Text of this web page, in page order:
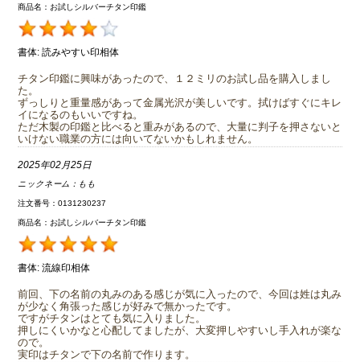
商品名：お試しシルバーチタン印鑑
書体: 読みやすい印相体
チタン印鑑に興味があったので、１２ミリのお試し品を購入しまし
た。
ずっしりと重量感があって金属光沢が美しいです。拭けばすぐにキレ
イになるのもいいですね。
ただ木製の印鑑と比べると重みがあるので、大量に判子を押さないと
いけない職業の方には向いてないかもしれません。
2025年02月25日
ニックネーム： もも
注文番号：0131230237
商品名：お試しシルバーチタン印鑑
書体: 流線印相体
前回、下の名前の丸みのある感じが気に入ったので、今回は姓は丸み
が少なく角張った感じが好みで無かったです。
ですがチタンはとても気に入りました。
押しにくいかなと心配してましたが、大変押しやすいし手入れが楽な
ので。
実印はチタンで下の名前で作ります。